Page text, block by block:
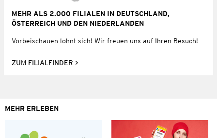
MEHR ALS 2.000 FILIALEN IN DEUTSCHLAND,
ÖSTERREICH UND DEN NIEDERLANDEN
Vorbeischauen lohnt sich! Wir freuen uns auf Ihren Besuch!
ZUM FILIALFINDER
MEHR ERLEBEN